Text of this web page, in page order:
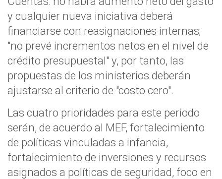
y cualquier nueva iniciativa deberá
financiarse con reasignaciones internas;
"no prevé incrementos netos en el nivel de
crédito presupuestal" y, por tanto, las
propuestas de los ministerios deberán
ajustarse al criterio de "costo cero".
Las cuatro prioridades para este periodo
serán, de acuerdo al MEF, fortalecimiento
de políticas vinculadas a infancia,
fortalecimiento de inversiones y recursos
asignados a políticas de seguridad, foco en